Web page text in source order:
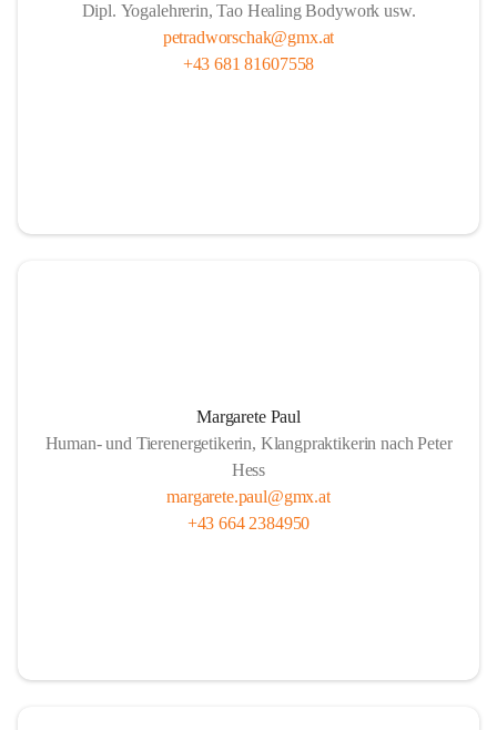
Dipl. Yogalehrerin, Tao Healing Bodywork usw.
petradworschak@gmx.at
+43 681 81607558
Margarete Paul
Human- und Tierenergetikerin, Klangpraktikerin nach Peter
Hess
margarete.paul@gmx.at
+43 664 2384950